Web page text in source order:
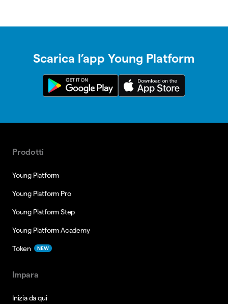
Scarica l’app Young Platform
Prodotti
Young Platform
Young Platform Pro
Young Platform Step
Young Platform Academy
Token NEW
Impara
Inizia da qui